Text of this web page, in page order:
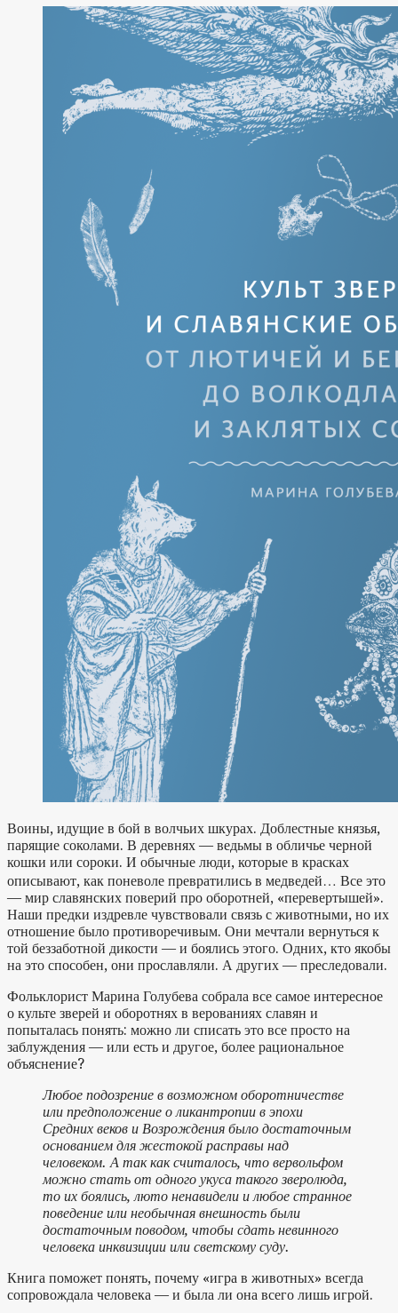
Воины, идущие в бой в волчьих шкурах. Доблестные князья,
парящие соколами. В деревнях — ведьмы в обличье черной
кошки или сороки. И обычные люди, которые в красках
описывают, как поневоле превратились в медведей… Все это
— мир славянских поверий про оборотней, «перевертышей».
Наши предки издревле чувствовали связь с животными, но их
отношение было противоречивым. Они мечтали вернуться к
той беззаботной дикости — и боялись этого. Одних, кто якобы
на это способен, они прославляли. А других — преследовали.
Фольклорист Марина Голубева собрала все самое интересное
о культе зверей и оборотнях в верованиях славян и
попыталась понять: можно ли списать это все просто на
заблуждения — или есть и другое, более рациональное
объяснение?
Любое подозрение в возможном оборотничестве
или предположение о ликантропии в эпохи
Средних веков и Возрождения было достаточным
основанием для жестокой расправы над
человеком. А так как считалось, что вервольфом
можно стать от одного укуса такого зверолюда,
то их боялись, люто ненавидели и любое странное
поведение или необычная внешность были
достаточным поводом, чтобы сдать невинного
человека инквизиции или светскому суду.
Книга поможет понять, почему «игра в животных» всегда
сопровождала человека — и была ли она всего лишь игрой.